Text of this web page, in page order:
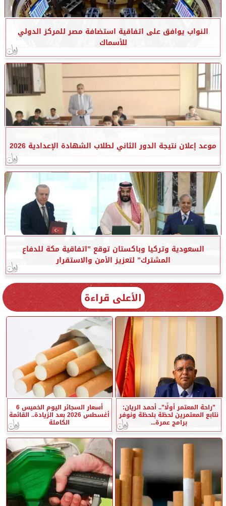
النواب يوافق على اتفاقية استضافة مصر للمركز الدولي
للأسماك
موعد إعلان نتيجة الدور الثاني لطلاب الشهادة الإعدادية 2026
السعودية وتركيا وباكستان توقع ”اتفاقية مكة للدفاع
المشترك” لتعزيز الأمن والاستقرار
الأعلى قراءة
”راحة المعتمر أولًا”.. أحمد الريان:
نتابع المعتمرين لحظة بلحظة ونوفر
برامج عمرة...
أسعار السجائر اليوم الخميس 6
أغسطس 2026 بعد الزيادة.. القائمة
الكاملة